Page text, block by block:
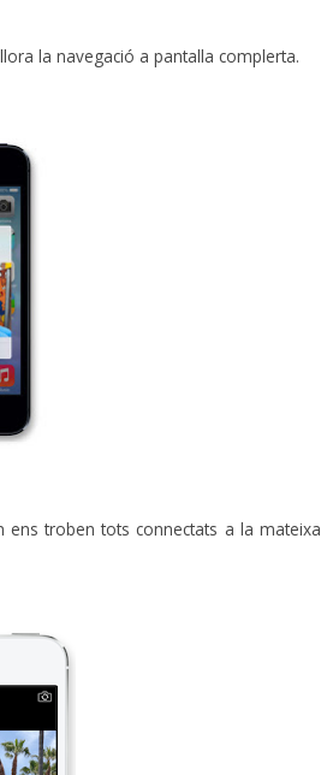
la navegació a pantalla complerta.
troben tots connectats a la mateixa